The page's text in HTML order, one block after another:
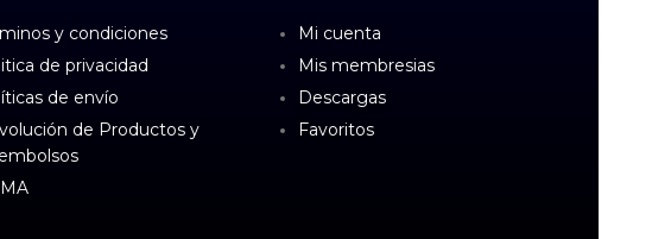
y condiciones
de privacidad
de envío
de Productos y
Mi cuenta
Mis membresias
Descargas
Favoritos